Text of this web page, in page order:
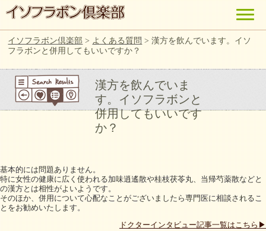
イソフラボン倶楽部>よくある質問>漢方を飲んでいます。イソ
フラボンと併用してもいいですか？
漢方を飲んでいま
す。イソフラボンと
併用してもいいです
か？
基本的には問題ありません。
特に女性の健康に広く使われる加味逍遙散や桂枝茯苓丸、当帰芍薬散などと
の漢方とは相性がよいようです。
そのほか、併用について心配なことがございましたら専門医に相談されるこ
とをお勧めいたします。
ドクターインタビュー記事一覧はこちら▶